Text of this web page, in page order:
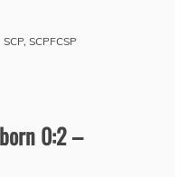
SCP, SCPFCSP
0:2 –